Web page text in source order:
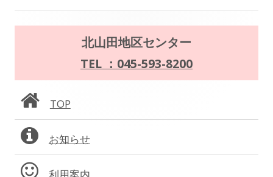
シ
ョ
ン
ン
サ
イ
ド
北山田地区センター
TEL ：045-593-8200
TOP
お知らせ